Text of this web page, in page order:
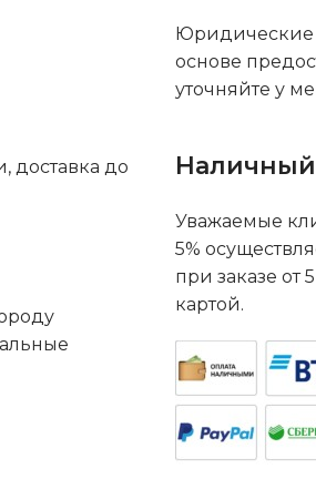
доставка до
Юридические
основе
уточняйте у
Наличный
Уважаемые
5%
при заказе от
картой.